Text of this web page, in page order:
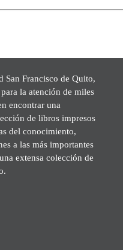
San Francisco de Quito,
la atención de miles
encontrar una
de libros impresos
del conocimiento,
a las más importantes
extensa colección de